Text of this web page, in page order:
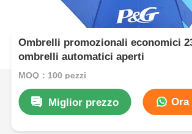
Ombrelli promozionali economici
ombrelli automatici aperti
MOQ：100 pezzi
Miglior prezzo Ora